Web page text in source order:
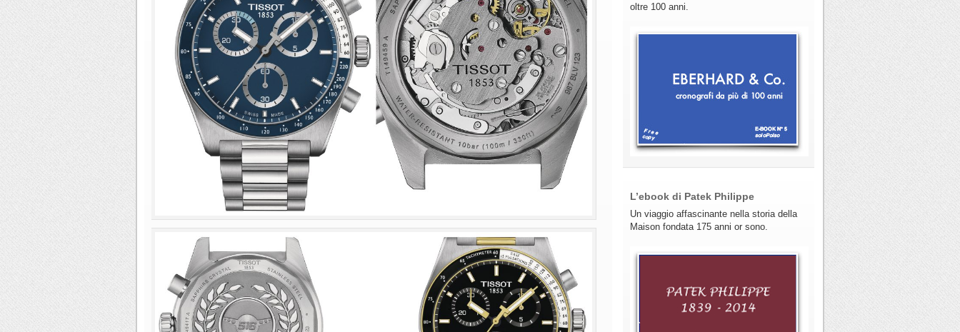
oltre 100 anni.
L’ebook di Patek Philippe
Un viaggio affascinante nella storia della
Maison fondata 175 anni or sono.